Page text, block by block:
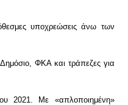
υποχρεώσεις άνω των
ΦΚΑ και τράπεζες για
2021. Με «απλοποιημένη»